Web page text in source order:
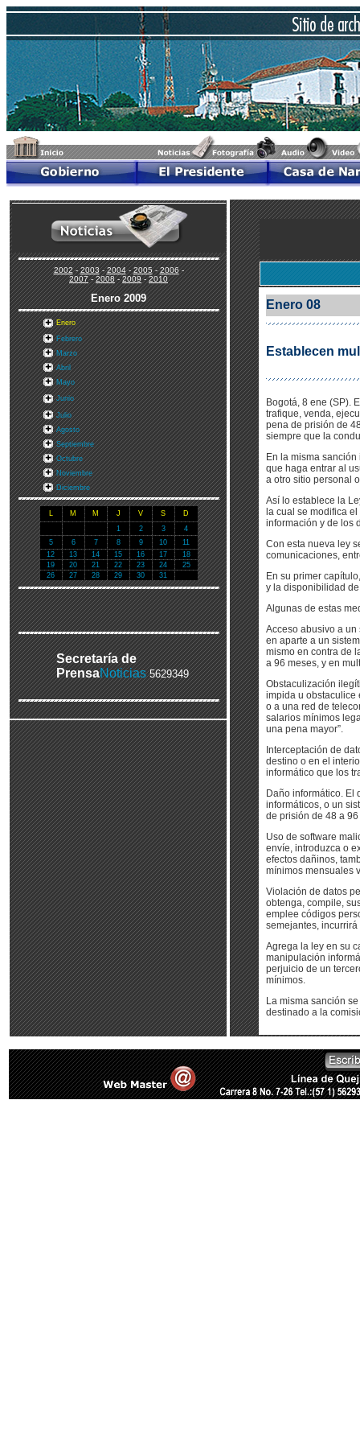
2002-2003-2004-2005-2006-
2007-2008-2009-2010
Enero2009
Enero
Febrero
Marzo
Abril
Mayo
Junio
Julio
Agosto
Septiembre
Octubre
Noviembre
Diciembre
L M M J V S
D
1
2 3
4
5
6 7 8 9 10
11
12
13 14 15 16 17
18
19
20 21 22 23 24
25
26
27 28 29 30 31
Secretaría de
PrensaNoticias 5629349
Enero 08
Establecen
Bogotá, 8 ene (SP).
trafique, venda,
pena de prisión de
siempre que la
En la misma
que haga entrar al
a otro sitio personal
Así lo establece la
la cual se modifica
información y de los
Con esta nueva ley
comunicaciones,
En su primer
y la disponibilidad
Algunas de estas
Acceso abusivo a
en aparte a un
mismo en contra de
a 96 meses, y en
Obstaculización
impida u obstaculice
o a una red de
salarios mínimos
una pena mayor”.
Interceptación de
destino o en el
informático que los
Daño informático. El
informáticos, o un
de prisión de 48 a
Uso de software
envíe, introduzca o
efectos dañinos,
mínimos mensuales
Violación de datos
obtenga, compile,
emplee códigos
semejantes,
Agrega la ley en su
manipulación
perjuicio de un
mínimos.
La misma sanción
destinado a la